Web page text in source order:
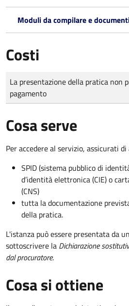
Moduli da compilare e
Costi
Tipo di pagamento
Importo
La presentazione della pratica non
pagamento
Cosa serve
Per accedere al servizio, assicurati di
SPID (sistema pubblico di
d’identità elettronica (CIE) o
(CNS)
tutta la documentazione
della pratica.
L'istanza può essere presentata da
sottoscrivere la Dichiarazione
dal procuratore.
Cosa si ottiene